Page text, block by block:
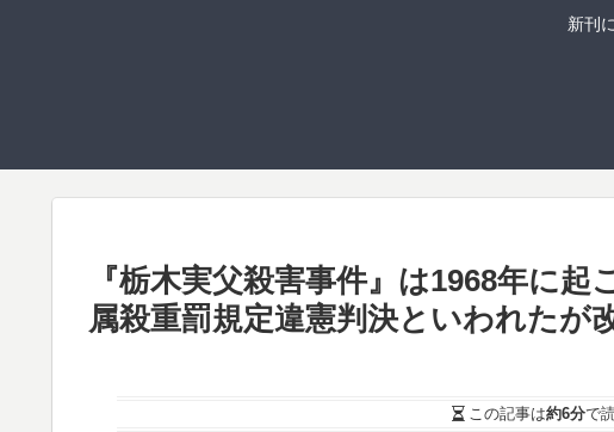
新刊
『栃木実父殺害事件』は1968年に
属殺重罰規定違憲判決といわれたが
この記事は約6分で